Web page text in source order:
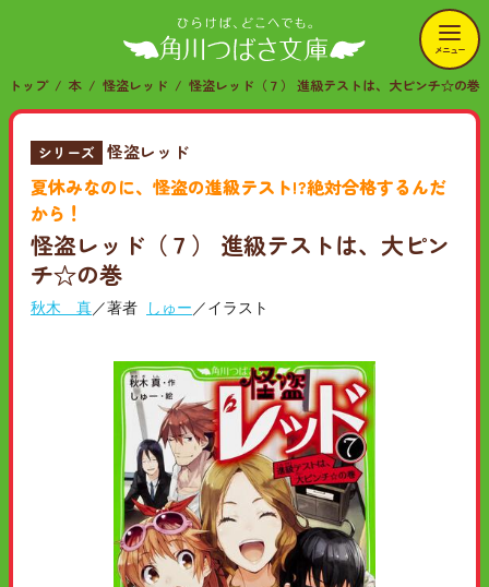
メニュー
トップ 本 怪盗レッド 怪盗レッド（７） 進級テストは、大ピンチ☆の巻
シリーズ 怪盗レッド
夏休みなのに、怪盗の進級テスト!?絶対合格するんだ
から！
怪盗レッド（７） 進級テストは、大ピン
チ☆の巻
秋木 真／著者 しゅー／イラスト